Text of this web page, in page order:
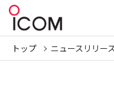
トップ ニュースリリー